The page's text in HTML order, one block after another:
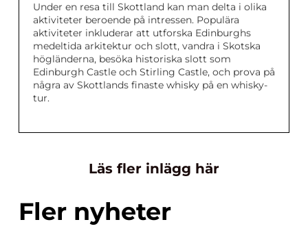
Under en resa till Skottland kan man delta i olika
aktiviteter beroende på intressen. Populära
aktiviteter inkluderar att utforska Edinburghs
medeltida arkitektur och slott, vandra i Skotska
högländerna, besöka historiska slott som
Edinburgh Castle och Stirling Castle, och prova på
några av Skottlands finaste whisky på en whisky-
tur.
Läs fler inlägg här
Fler nyheter